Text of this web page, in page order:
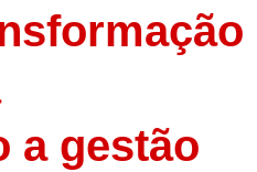
a gestão